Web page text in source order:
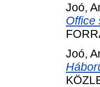
Joó,
Office
Joó,